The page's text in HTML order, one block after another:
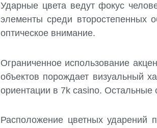
Ударные цвета ведут фокус
элементы среди второстепенных
оптическое внимание.
Ограниченное использование
объектов порождает визуальный
ориентации в 7k casino.
Расположение цветных ударений